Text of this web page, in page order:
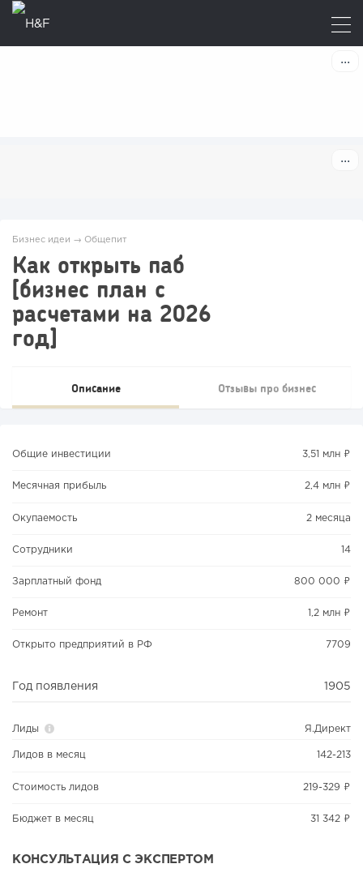
Бизнес идеи → Общепит
Как открыть паб
[бизнес план с
расчетами на 2026
год]
Описание Отзывы про бизнес
Общие инвестиции 3,51 млн ₽
Месячная прибыль 2,4 млн ₽
Окупаемость 2 месяца
Сотрудники 14
Зарплатный фонд 800 000 ₽
Ремонт 1,2 млн ₽
Открыто предприятий в РФ 7709
Год появления 1905
Лиды Я.Директ
Лидов в месяц 142-213
Стоимость лидов 219-329 ₽
Бюджет в месяц 31 342 ₽
КОНСУЛЬТАЦИЯ С ЭКСПЕРТОМ